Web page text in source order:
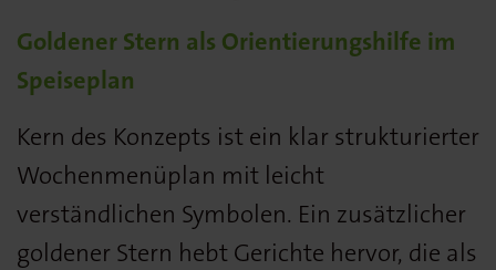
Goldener Stern als Orientierungshilfe im
Speiseplan
Kern des Konzepts ist ein klar strukturierter
Wochenmenüplan mit leicht
verständlichen Symbolen. Ein zusätzlicher
goldener Stern hebt Gerichte hervor, die als